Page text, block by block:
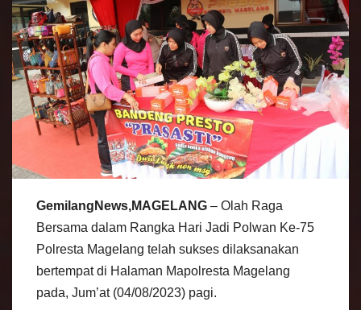
GemilangNews,MAGELANG – Olah Raga
Bersama dalam Rangka Hari Jadi Polwan Ke-75
Polresta Magelang telah sukses dilaksanakan
bertempat di Halaman Mapolresta Magelang
pada, Jum’at (04/08/2023) pagi.